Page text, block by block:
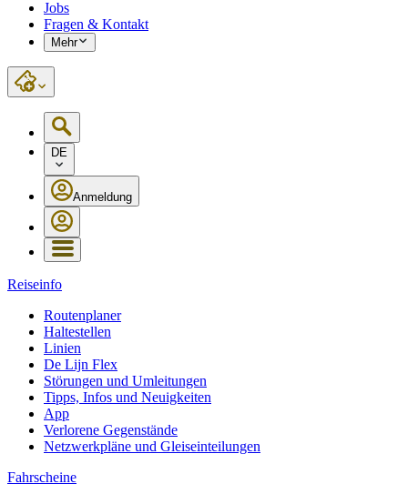
Jobs
Fragen & Kontakt
Mehr
DE
Anmeldung
Reiseinfo
Routenplaner
Haltestellen
Linien
De Lijn Flex
Störungen und Umleitungen
Tipps, Infos und Neuigkeiten
App
Verlorene Gegenstände
Netzwerkpläne und Gleiseinteilungen
Fahrscheine